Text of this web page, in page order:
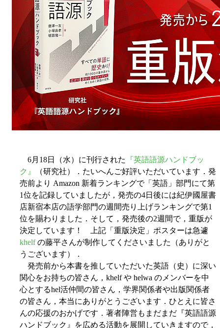
6月18日（水）に刊行された
『英語語源ハンドブッ
ク』
（研究社）．たいへんご好評いただいています．発
売前より Amazon 新着ランキングで「英語」部門にて第
1位を記録していましたが，発売の4日後には紀伊國屋書
店新宿本店の語学部門の週間売り上げランキングで第1
位を賜わりました．そして，発売後の2週間で，重版が
決定しています！ 上記「重版決定」ポスターは急遽
khelfの藤平さんが制作してくださいました（ありがと
うございます）．
発売前から本書を推していただいた英語（史）に深い
関心をお持ちの皆さん，khelf や helwa のメンバーを中
心とするhel活仲間の皆さん，学界関係者や出版関係者
の皆さん，本当にありがとうございます．ひとえに皆さ
んの応援のおかげです．著者陣営もまだまだ『英語語源
ハンドブック』を広める活動を展開していきますので，